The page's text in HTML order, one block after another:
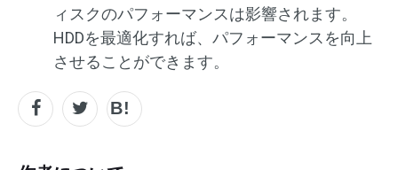
ィスクのパフォーマンスは影響されます。
HDDを最適化すれば、パフォーマンスを向上
させることができます。